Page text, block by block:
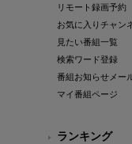
リモート録画予約
お気に入りチャン
見たい番組一覧
検索ワード登録
番組お知らせメー
マイ番組ページ
ランキング